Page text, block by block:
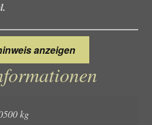
anzeigen
kg